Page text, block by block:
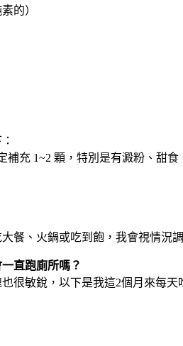
的）
補充 1~2 顆，特別是有澱粉、甜
餐、火鍋或吃到飽，我會視情況
直跑廁所嗎？
很敏銳，以下是我這2個月來每天